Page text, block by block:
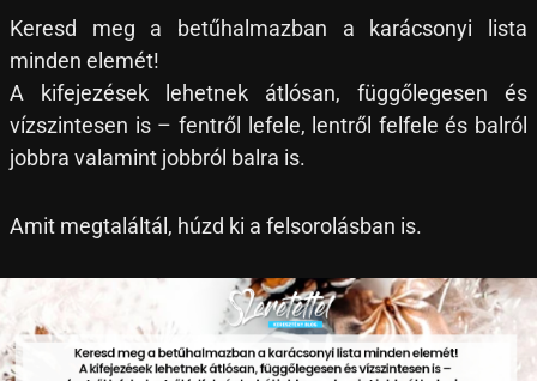
Keresd meg a betűhalmazban a karácsonyi lista
minden elemét!
A kifejezések lehetnek átlósan, függőlegesen és
vízszintesen is – fentről lefele, lentről felfele és balról
jobbra valamint jobbról balra is.
Amit megtaláltál, húzd ki a felsorolásban is.